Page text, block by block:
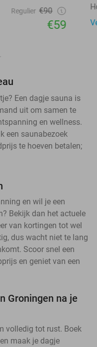
Regulier €90
€59
Een dagje sauna is
uit om samen te
en wellness.
een saunabezoek
te hoeven betalen;
en wil je een
Bekijk dan het actuele
van kortingen tot wel
dus wacht niet te lang
Scoor snel een
en geniet van een
Groningen na je
volledig tot rust. Boek
maak je dagje